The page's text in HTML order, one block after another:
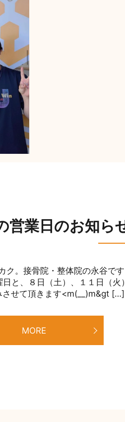
営業日のお知
ク。接骨院・整体院の永谷で
と、８日（土）、１１日（火
させて頂きます<m(__)m&gt […]
MORE